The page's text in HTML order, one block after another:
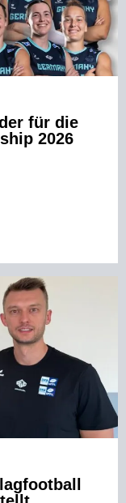
für die
2026